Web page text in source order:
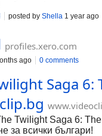
posted by Shella 1 year ago
profiles.xero.com
ago 0 comments
Saga
Twilight Saga 6:
за всички българи!